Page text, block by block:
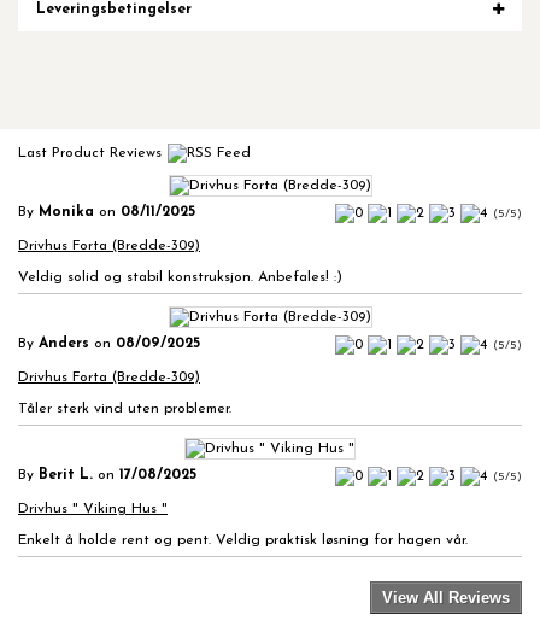
Leveringsbetingelser
Last Product Reviews
By Monika on 08/11/2025 (5/5)
Drivhus Forta (Bredde-309)
Veldig solid og stabil konstruksjon. Anbefales! :)
By Anders on 08/09/2025 (5/5)
Drivhus Forta (Bredde-309)
Tåler sterk vind uten problemer.
By Berit L. on 17/08/2025 (5/5)
Drivhus " Viking Hus "
Enkelt å holde rent og pent. Veldig praktisk løsning for hagen vår.
View All Reviews